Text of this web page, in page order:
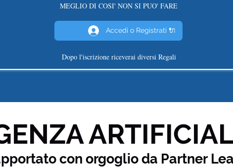
MEGLIO DI COSI' NON SI PUO' FARE
Accedi o Registrati 🔌
Dopo l'iscrizione riceverai diversi Regali
con orgoglio da Partner